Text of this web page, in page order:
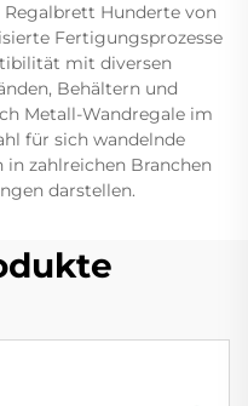
Hunderte von
Fertigungsprozesse
mit diversen
Behältern und
Metall-Wandregale im
für sich wandelnde
zahlreichen Branchen
darstellen.